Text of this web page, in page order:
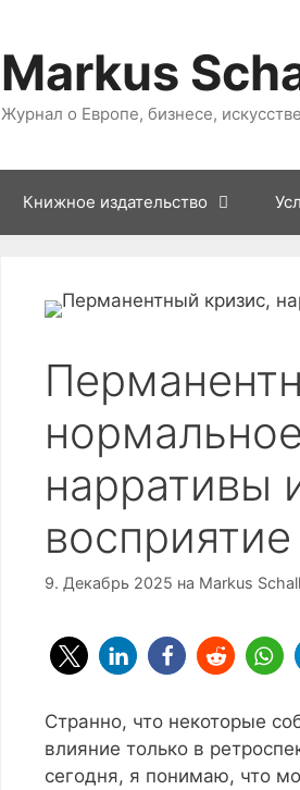
Markus
Журнал о Европе, бизнесе,
Книжное издательство
нарративы
восприятие
9. Декабрь 2025 на Markus Schall
Странно, что некоторые
влияние только в
сегодня, я понимаю, что